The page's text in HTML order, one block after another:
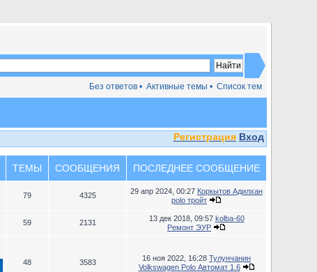
Список тем
Активные темы •
Без ответов •
Регистрация Вход
ТЕМЫ СООБЩЕНИЯ ПОСЛЕДНЕЕ СООБЩЕНИЕ
79 4325 29 апр 2024, 00:27 Коркытов Адилхан
polo тройт
59 2131 13 дек 2018, 09:57 kolba-60
Ремонт ЭУР
48 3583 16 ноя 2022, 16:28 Тулунчанин
Volkswagen Polo Автомат 1.6